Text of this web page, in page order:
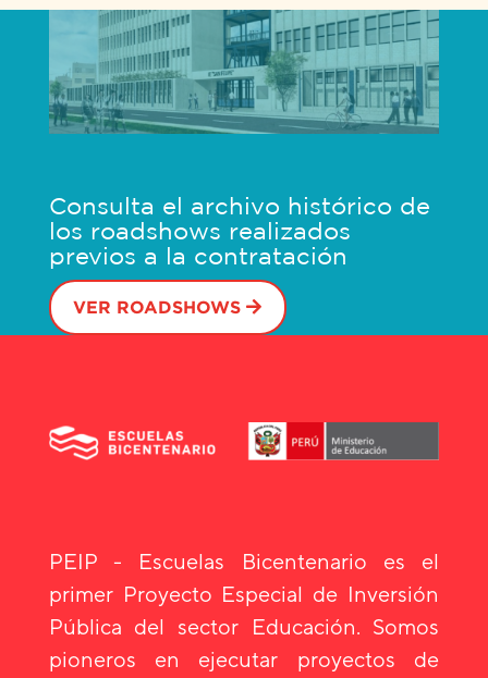
Consulta el archivo histórico de
los roadshows realizados
previos a la contratación
VER ROADSHOWS
PEIP - Escuelas Bicentenario es el
primer Proyecto Especial de Inversión
Pública del sector Educación. Somos
pioneros en ejecutar proyectos de